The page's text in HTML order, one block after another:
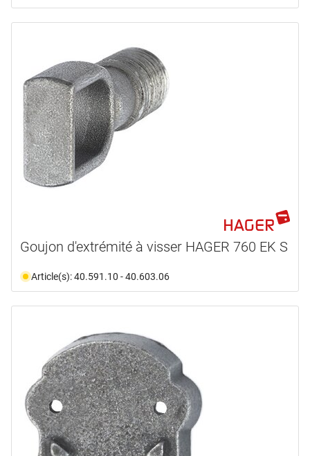
Goujon d'extrémité à visser HAGER 760 EK S
Article(s): 40.591.10 - 40.603.06